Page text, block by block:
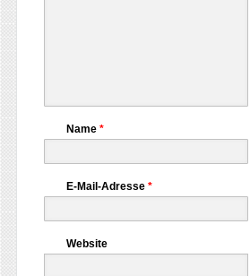
Name *
E-Mail-Adresse *
Website